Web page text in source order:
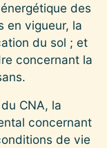
des
en vigueur, la
du sol ; et
concernant la
CNA, la
concernant
de vie